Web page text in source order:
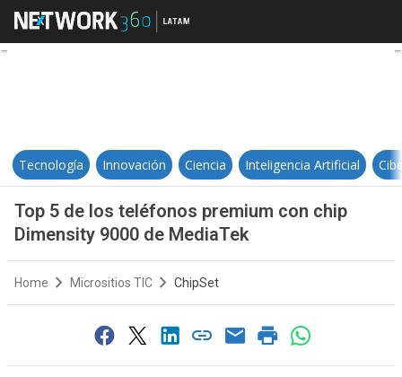
Top 5 de los teléfonos premium
Tecnología Innovación Ciencia Inteligencia Artificial
Top 5 de los teléfonos premium con chip
Dimensity 9000 de MediaTek
Home Micrositios TIC ChipSet